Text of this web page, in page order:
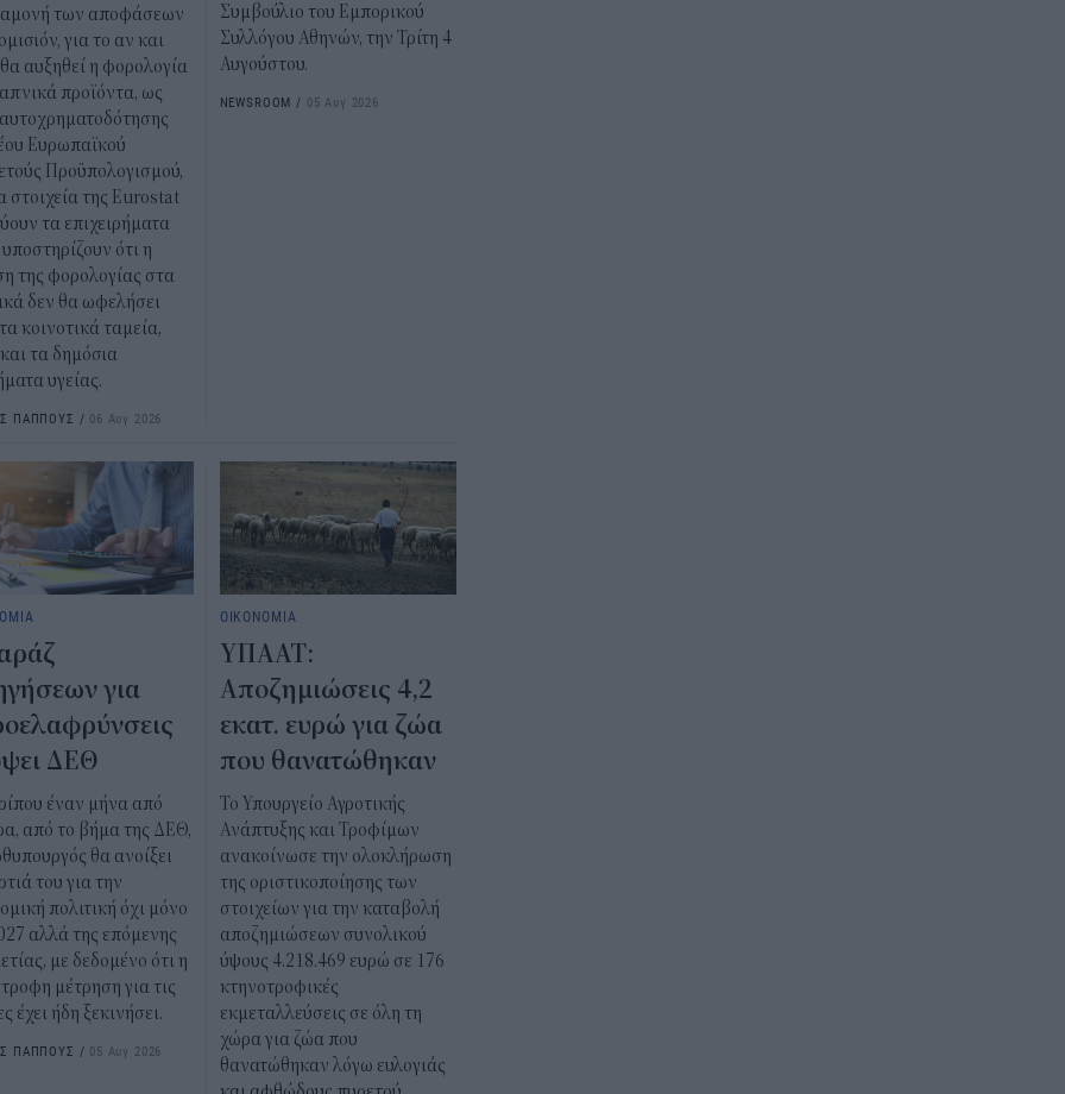
των αποφάσεων
για το αν και
αυξηθεί η φορολογία
προϊόντα, ως
Ευρωπαϊκού
Προϋπολογισμού,
στοιχεία της Eurostat
τα επιχειρήματα
ότι η
της φορολογίας στα
δεν θα ωφελήσει
κοινοτικά ταμεία,
τα δημόσια
υγείας.
ΠΑΠΠΟΥΣ / 06 Αυγ 2026
Συμβούλιο του Εμπορικού
Συλλόγου Αθηνών, την Τρίτη 4
Αυγούστου.
NEWSROOM / 05 Αυγ 2026
για
ΔΕΘ
έναν μήνα από
από το βήμα της ΔΕΘ,
θα ανοίξει
του για την
πολιτική όχι μόνο
αλλά της επόμενης
με δεδομένο ότι η
μέτρηση για τις
έχει ήδη ξεκινήσει.
ΠΑΠΠΟΥΣ / 05 Αυγ 2026
ΟΙΚΟΝΟΜΙΑ
ΥΠΑΑΤ:
Αποζημιώσεις 4,2
εκατ. ευρώ για ζώα
που θανατώθηκαν
Το Υπουργείο Αγροτικής
Ανάπτυξης και Τροφίμων
ανακοίνωσε την ολοκλήρωση
της οριστικοποίησης των
στοιχείων για την καταβολή
αποζημιώσεων συνολικού
ύψους 4.218.469 ευρώ σε 176
κτηνοτροφικές
εκμεταλλεύσεις σε όλη τη
χώρα για ζώα που
θανατώθηκαν λόγω ευλογιάς